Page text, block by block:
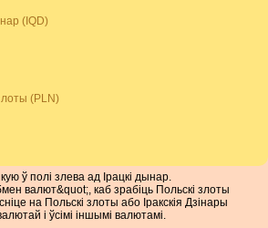
(IQD)
(PLN)
ў полі злева ад Ірацкі дынар.
валют&quot;, каб зрабіць Польскі злоты
на Польскі злоты або Іракскія Дзінары
і ўсімі іншымі валютамі.